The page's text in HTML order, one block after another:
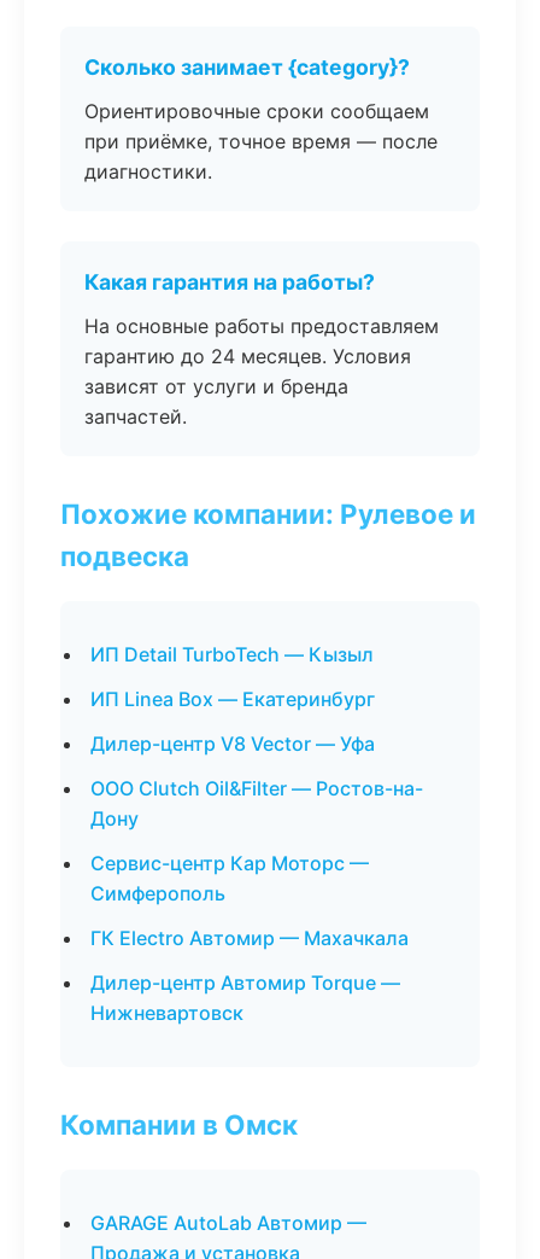
Сколько занимает {category}?
Ориентировочные сроки сообщаем
при приёмке, точное время — после
диагностики.
Какая гарантия на работы?
На основные работы предоставляем
гарантию до 24 месяцев. Условия
зависят от услуги и бренда
запчастей.
Похожие компании: Рулевое и
подвеска
ИП Detail TurboTech — Кызыл
ИП Linea Box — Екатеринбург
Дилер-центр V8 Vector — Уфа
ООО Clutch Oil&Filter — Ростов-на-
Дону
Сервис-центр Кар Моторс —
Симферополь
ГК Electro Автомир — Махачкала
Дилер-центр Автомир Torque —
Нижневартовск
Компании в Омск
GARAGE AutoLab Автомир —
Продажа и установка